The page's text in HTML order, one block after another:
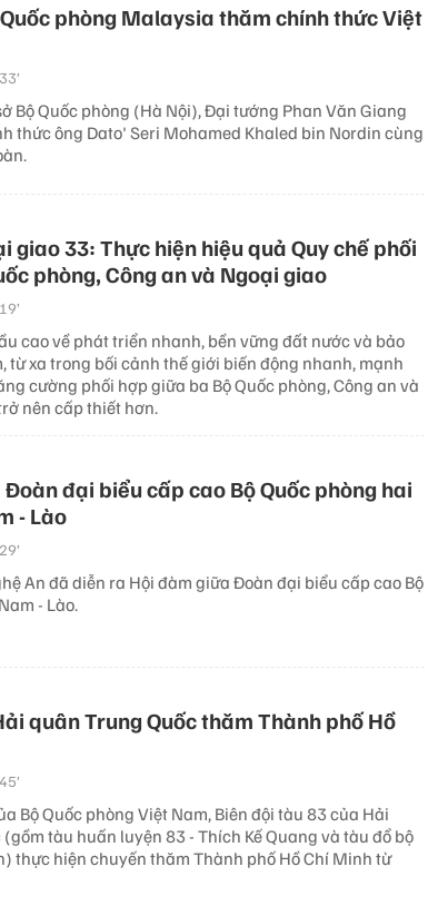
phòng Malaysia thăm chính thức Việt
Bộ Quốc phòng (Hà Nội), Đại tướng Phan Văn Giang
thức ông Dato' Seri Mohamed Khaled bin Nordin cùng
giao 33: Thực hiện hiệu quả Quy chế phối
phòng, Công an và Ngoại giao
cao về phát triển nhanh, bền vững đất nước và bảo
từ xa trong bối cảnh thế giới biến động nhanh, mạnh
cường phối hợp giữa ba Bộ Quốc phòng, Công an và
nên cấp thiết hơn.
đại biểu cấp cao Bộ Quốc phòng hai
- Lào
An đã diễn ra Hội đàm giữa Đoàn đại biểu cấp cao Bộ
- Lào.
quân Trung Quốc thăm Thành phố Hồ
Bộ Quốc phòng Việt Nam, Biên đội tàu 83 của Hải
tàu huấn luyện 83 - Thích Kế Quang và tàu đổ bộ
thực hiện chuyến thăm Thành phố Hồ Chí Minh từ